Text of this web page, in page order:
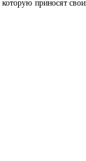
приносят